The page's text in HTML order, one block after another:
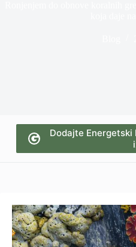
Dodajte Energetski